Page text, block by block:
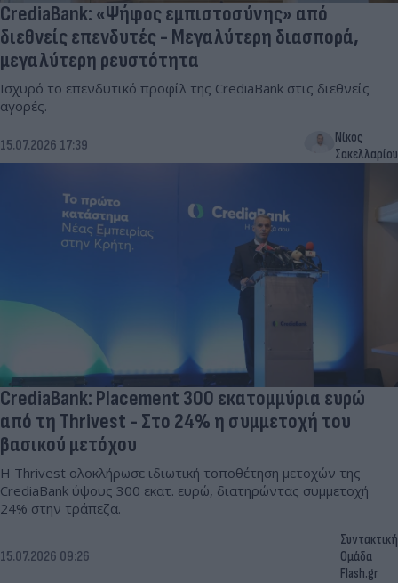
CrediaBank: «Ψήφος εμπιστοσύνης» από
διεθνείς επενδυτές - Μεγαλύτερη διασπορά,
μεγαλύτερη ρευστότητα
Ισχυρό το επενδυτικό προφίλ της CrediaBank στις διεθνείς
αγορές.
15.07.2026 17:39
Νίκος
Σακελλαρίου
CrediaBank: Placement 300 εκατομμύρια ευρώ
από τη Thrivest - Στο 24% η συμμετοχή του
βασικού μετόχου
Η Thrivest ολοκλήρωσε ιδιωτική τοποθέτηση μετοχών της
CrediaBank ύψους 300 εκατ. ευρώ, διατηρώντας συμμετοχή
24% στην τράπεζα.
15.07.2026 09:26
Συντακτική
Ομάδα
Flash.gr